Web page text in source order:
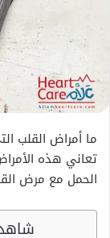
ما أمراض القلب
تعاني هذه
الحمل مع مرض